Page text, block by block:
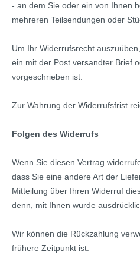
- an dem Sie oder ein von Ihnen
mehreren Teilsendungen oder
Um Ihr Widerrufsrecht
ein mit der Post versandter Brief
vorgeschrieben ist.
Zur Wahrung der Widerrufsfrist
Folgen des Widerrufs
Wenn Sie diesen Vertrag
dass Sie eine andere Art der
Mitteilung über Ihren Widerruf
denn, mit Ihnen wurde
Wir können die Rückzahlung
frühere Zeitpunkt ist.